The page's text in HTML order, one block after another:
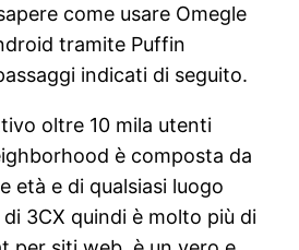
come usare Omegle
tramite Puffin
indicati di seguito.
oltre 10 mila utenti
è composta da
età e di qualsiasi luogo
di 3CX quindi è molto più di